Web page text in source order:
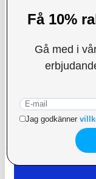
Vi använder
och annonserna
för sociala medier
vidarebefordrar
annons- och
Dessa kan i sin
information som
samlat in när du
SMART GLASSES
STYLUS PENNA